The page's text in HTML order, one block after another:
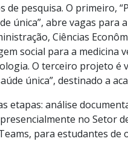
pesquisa. O primeiro,
única”, abre vagas
Ciências
social para a medicina
O terceiro projeto
única”, destinado a
etapas: análise
no Setor
para estudantes de